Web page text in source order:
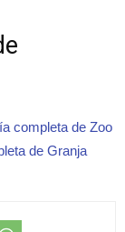
completa de Zoo
de Granja